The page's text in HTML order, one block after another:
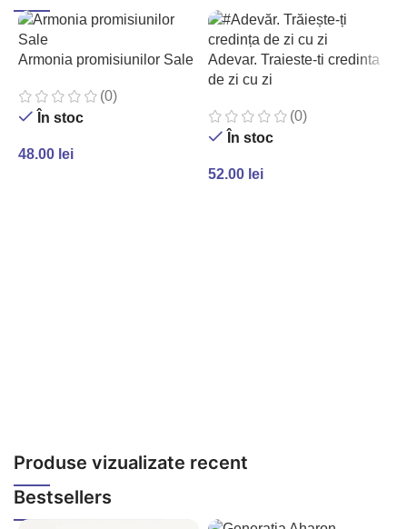
Armonia promisiunilor Sale
(0)
În stoc
48.00 lei
Adevar. Traieste-ti credinta
de zi cu zi
(0)
În stoc
52.00 lei
Produse vizualizate recent
Bestsellers